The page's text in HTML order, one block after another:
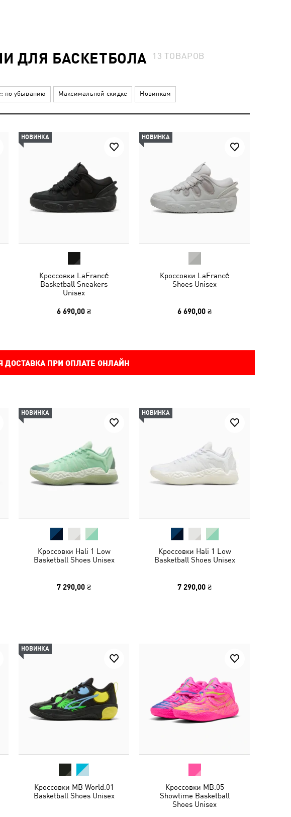
ДЛЯ БАСКЕТБОЛА 13ТОВАРОВ
по убыванию Максимальной скидке Новинкам
НОВИНКА
Кроссовки LaFrancé
Basketball Sneakers
Unisex
6 690,00 ₴
НОВИНКА
Кроссовки LaFrancé
Shoes Unisex
6 690,00 ₴
ДОСТАВКА ПРИ ОПЛАТЕ ОНЛАЙН
НОВИНКА
Кроссовки Hali 1 Low
Basketball Shoes Unisex
7 290,00 ₴
НОВИНКА
Кроссовки Hali 1 Low
Basketball Shoes Unisex
7 290,00 ₴
НОВИНКА
Кроссовки MB World.01
Basketball Shoes Unisex
Кроссовки MB.05
Showtime Basketball
Shoes Unisex